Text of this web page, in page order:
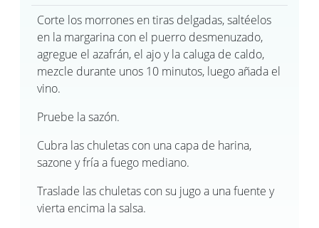
Corte los morrones en tiras delgadas, saltéelos
en la margarina con el puerro desmenuzado,
agregue el azafrán, el ajo y la caluga de caldo,
mezcle durante unos 10 minutos, luego añada el
vino.
Pruebe la sazón.
Cubra las chuletas con una capa de harina,
sazone y fría a fuego mediano.
Traslade las chuletas con su jugo a una fuente y
vierta encima la salsa.